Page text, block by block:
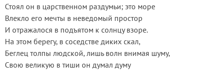
Стоял он в царственном раздумьи; это море
Влекло его мечты в неведомый простор
И отражалося в подъятом к солнцу взоре.
На этом берегу, в соседстве диких скал,
Беглец толпы людской, лишь волн внимая шуму,
Свою великую в тиши он думал думу